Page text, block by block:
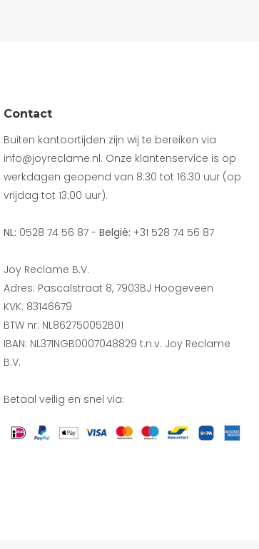
Contact
Buiten kantoortijden zijn wij te bereiken via
info@joyreclame.nl. Onze klantenservice is op
werkdagen geopend van 8:30 tot 16:30 uur (op
vrijdag tot 13:00 uur).
NL: 0528 74 56 87 - België: +31 528 74 56 87
Joy Reclame B.V.
Adres: Pascalstraat 8, 7903BJ Hoogeveen
KVK: 83146679
BTW nr: NL862750052B01
IBAN: NL37INGB0007048829 t.n.v. Joy Reclame
B.V.
Betaal veilig en snel via: